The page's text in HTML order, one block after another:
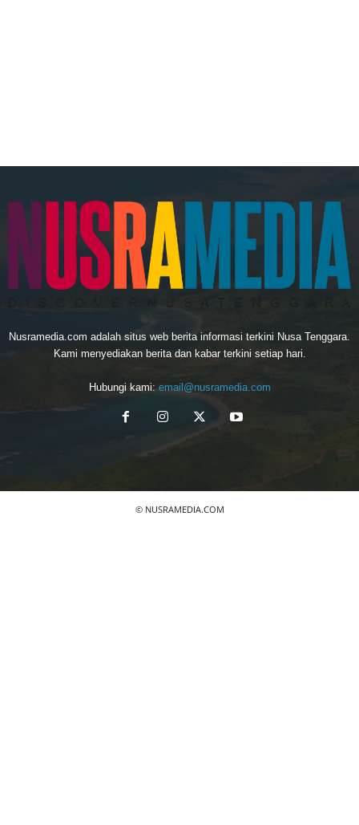
Nusramedia.com adalah situs web berita informasi terkini Nusa Tenggara.
Kami menyediakan berita dan kabar terkini setiap hari.
Hubungi kami: email@nusramedia.com
© NUSRAMEDIA.COM